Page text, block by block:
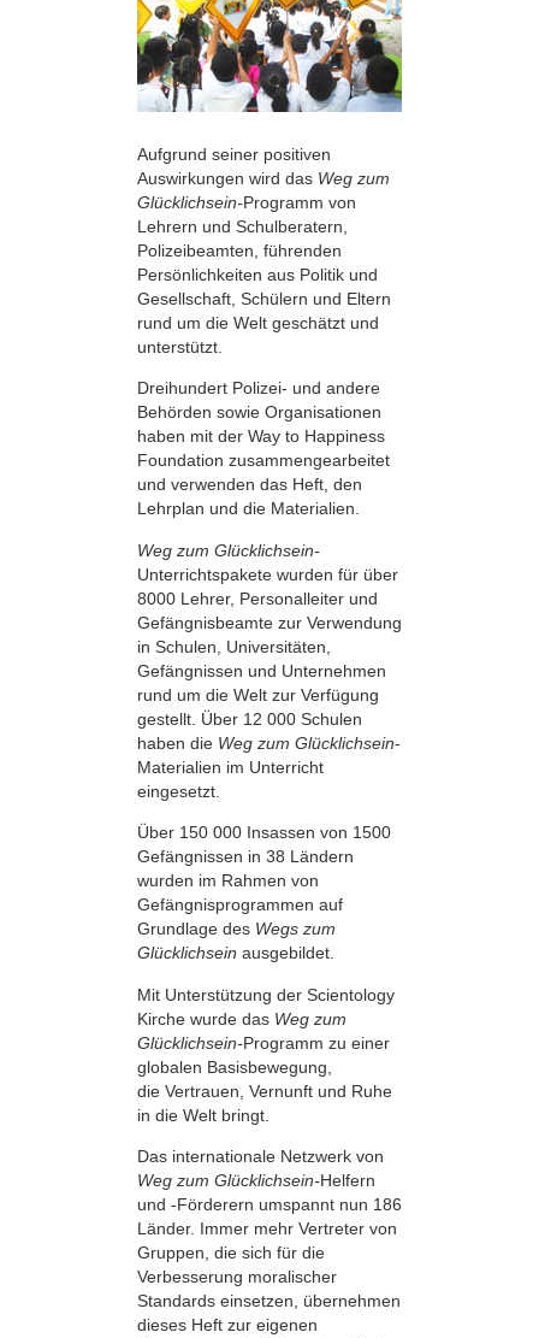
Aufgrund seiner positiven
Auswirkungen wird das Weg zum
Glücklichsein-Programm von
Lehrern und Schulberatern,
Polizeibeamten, führenden
Persönlichkeiten aus Politik und
Gesellschaft, Schülern und Eltern
rund um die Welt geschätzt und
unterstützt.
Dreihundert Polizei- und andere
Behörden sowie Organisationen
haben mit der Way to Happiness
Foundation zusammengearbeitet
und verwenden das Heft, den
Lehrplan und die Materialien.
Weg zum Glücklichsein-
Unterrichtspakete wurden für über
8000 Lehrer, Personalleiter und
Gefängnisbeamte zur Verwendung
in Schulen, Universitäten,
Gefängnissen und Unternehmen
rund um die Welt zur Verfügung
gestellt. Über 12 000 Schulen
haben die Weg zum Glücklichsein-
Materialien im Unterricht
eingesetzt.
Über 150 000 Insassen von 1500
Gefängnissen in 38 Ländern
wurden im Rahmen von
Gefängnisprogrammen auf
Grundlage des Wegs zum
Glücklichsein ausgebildet.
Mit Unterstützung der Scientology
Kirche wurde das Weg zum
Glücklichsein-Programm zu einer
globalen Basisbewegung,
die Vertrauen, Vernunft und Ruhe
in die Welt bringt.
Das internationale Netzwerk von
Weg zum Glücklichsein-Helfern
und -Förderern umspannt nun 186
Länder. Immer mehr Vertreter von
Gruppen, die sich für die
Verbesserung moralischer
Standards einsetzen, übernehmen
dieses Heft zur eigenen